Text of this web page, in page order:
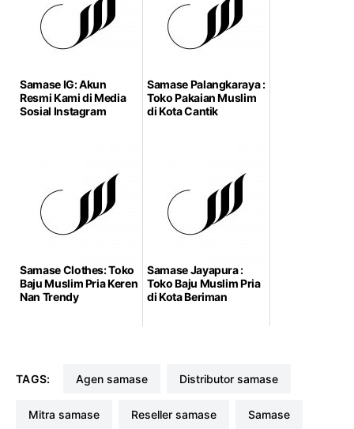
Samase IG: Akun
Resmi Kami di Media
Sosial Instagram
Samase Palangkaraya :
Toko Pakaian Muslim
di Kota Cantik
Samase Clothes: Toko
Baju Muslim Pria Keren
Nan Trendy
Samase Jayapura :
Toko Baju Muslim Pria
di Kota Beriman
TAGS: agen samase distributor samase
mitra samase reseller samase samase